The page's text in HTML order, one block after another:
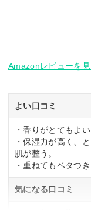
Amazonレビューを
よい口コミ
・香りがとてもよい
・保湿力が高く、
肌が整う。
・重ねてもベタつ
気になる口コミ